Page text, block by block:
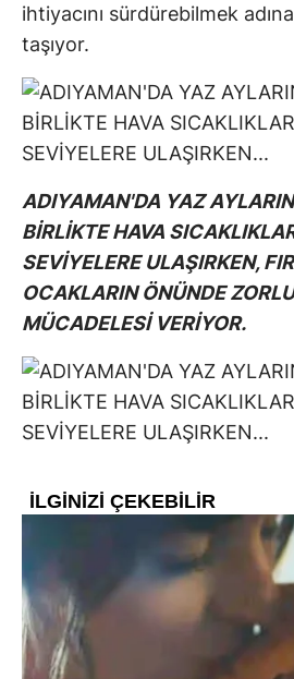
ihtiyacını sürdürebilmek
taşıyor.
ADIYAMAN'DA YAZ
BİRLİKTE HAVA
SEVİYELERE ULAŞIRKEN,
OCAKLARIN ÖNÜNDE
MÜCADELESİ VERİYOR.